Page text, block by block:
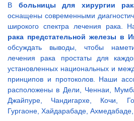
В больницы для хирургии
оснащены современными
широкого спектра лечения рака.
рака предстательной железы в
обсуждать выводы, чтобы
лечения рака простаты для
установленных национальных и
принципов и протоколов. Наши
расположены в Дели, Ченнаи,
Джайпуре, Чандигархе, Кочи,
Гургаоне, Хайдарабаде,